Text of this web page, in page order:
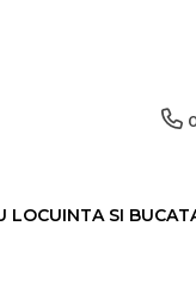
LOCUINTA SI